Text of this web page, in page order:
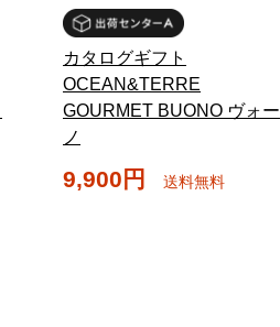
カタログギフト
OCEAN&TERRE
GOURMET BUONO ヴォー
ノ
9,900円 送料無料